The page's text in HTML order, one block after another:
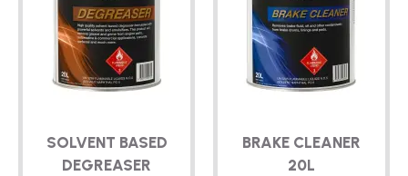
SOLVENT BASED
DEGREASER
BRAKE CLEANER
20L